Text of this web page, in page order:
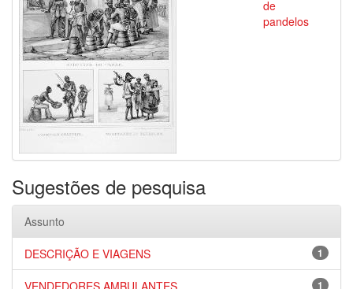
de
pandelos
Sugestões de pesquisa
Assunto
1
DESCRIÇÃO E VIAGENS
1
VENDEDORES AMBULANTES